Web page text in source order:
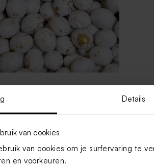
Details
van cookies
van cookies om je surfervaring te
en voorkeuren.
425 stuks)